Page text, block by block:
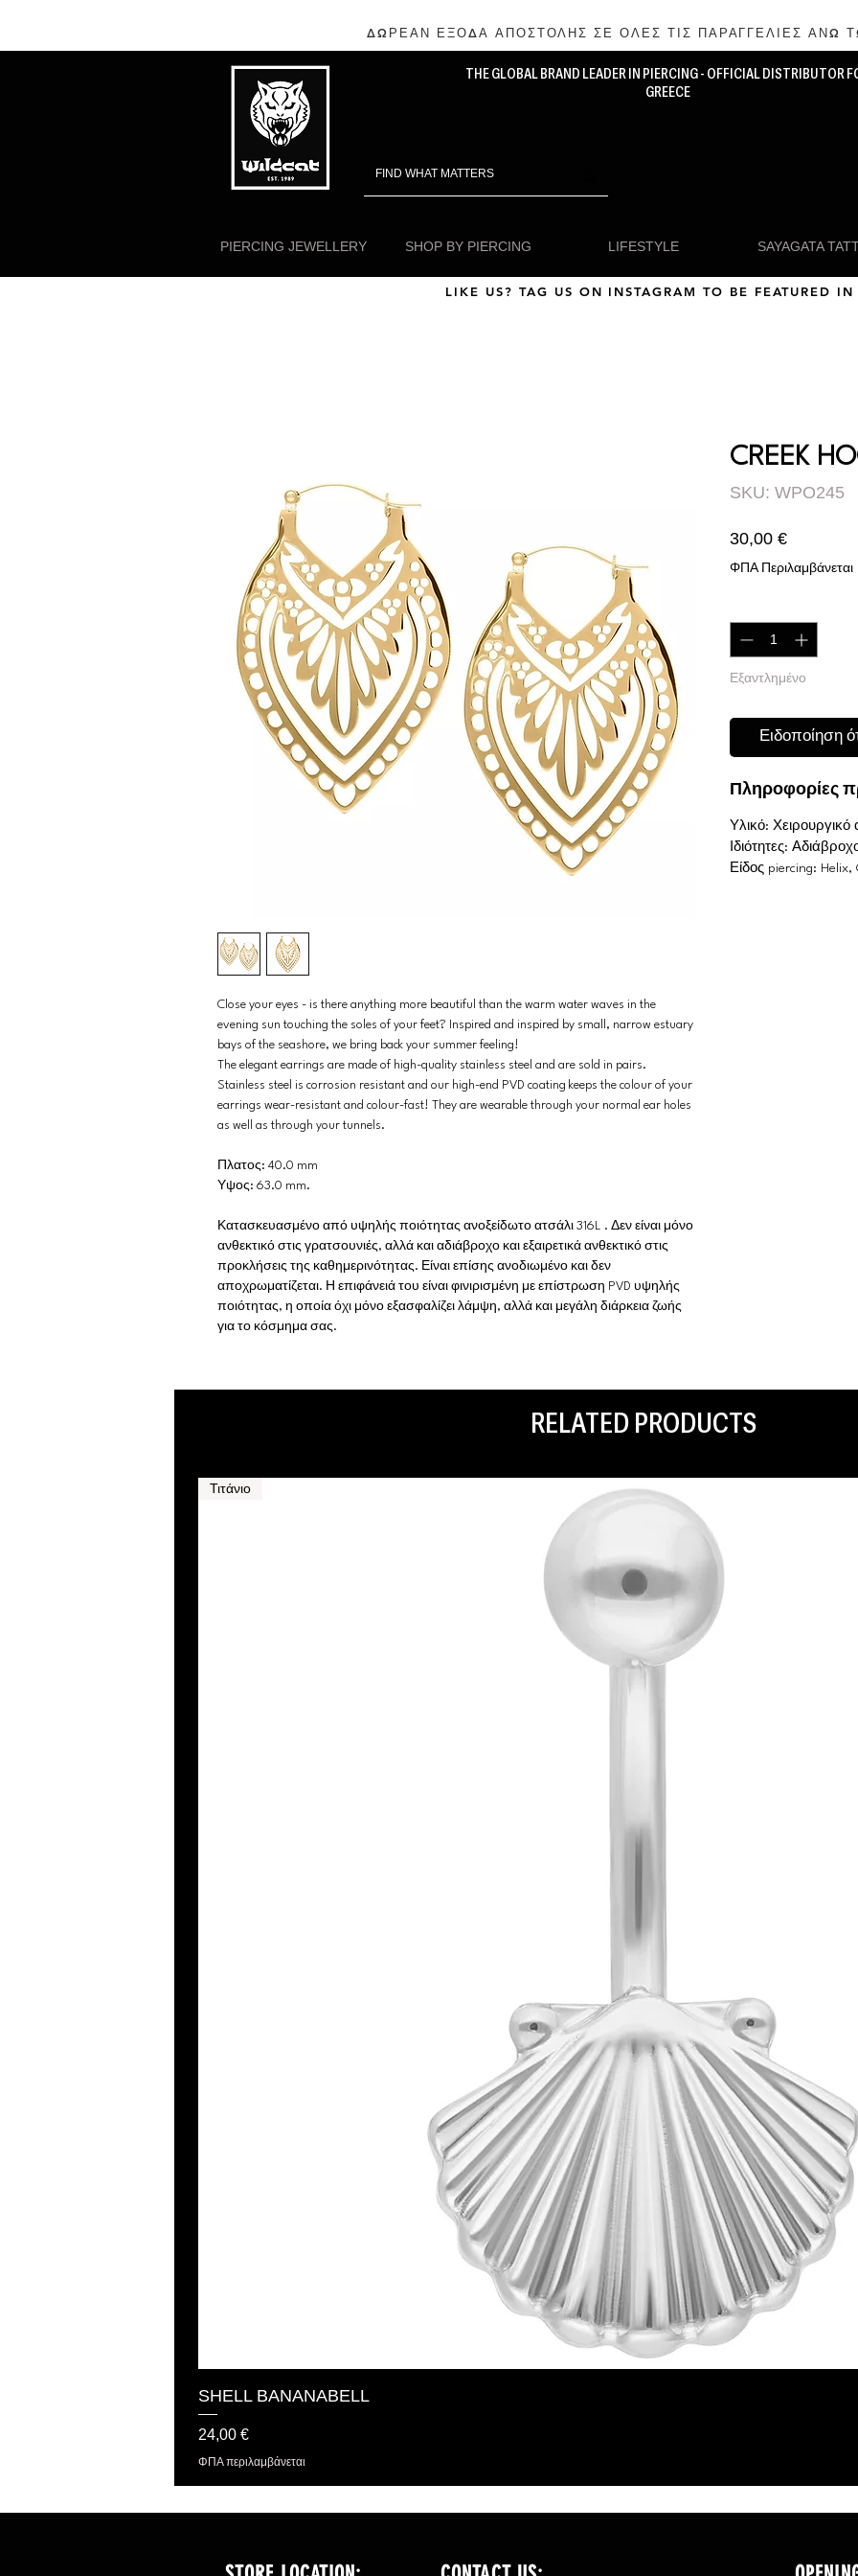
ΔΩΡΕΑΝ ΕΞΟΔΑ ΑΠΟΣΤΟΛΗΣ ΣΕ ΟΛΕΣ ΤΙΣ ΠΑΡΑΓΓΕΛΙΕΣ ΑΝΩ
THE GLOBAL BRAND LEADER IN PIERCING - OFFICIAL DISTRIBUTOR
GREECE
PIERCING JEWELLERY SHOP BY PIERCING LIFESTYLE SAYAGATA
LIKE US? TAG US ON INSTAGRAM TO BE FEATURED IN
Close your eyes - is there anything more beautiful than the warm water waves in the
evening sun touching the soles of your feet? Inspired and inspired by small, narrow estuary
bays of the seashore, we bring back your summer feeling!
The elegant earrings are made of high-quality stainless steel and are sold in pairs.
Stainless steel is corrosion resistant and our high-end PVD coating keeps the colour of your
earrings wear-resistant and colour-fast! They are wearable through your normal ear holes
as well as through your tunnels.
Πλατος: 40.0 mm
Υψος: 63.0 mm.
Κατασκευασμένο από υψηλής ποιότητας ανοξείδωτο ατσάλι 316L . Δεν είναι μόνο
ανθεκτικό στις γρατσουνιές, αλλά και αδιάβροχο και εξαιρετικά ανθεκτικό στις
προκλήσεις της καθημερινότητας. Είναι επίσης ανοδιωμένο και δεν
αποχρωματίζεται. Η επιφάνειά του είναι φινιρισμένη με επίστρωση PVD υψηλής
ποιότητας, η οποία όχι μόνο εξασφαλίζει λάμψη, αλλά και μεγάλη διάρκεια ζωής
για το κόσμημα σας.
CREEK
SKU: WPO245
30,00 €Τιμή
ΦΠΑ Περιλαμβάνεται
Εξαντλημένο
Ειδοποίηση
Πληροφορίες
Υλικό: Χειρουργικό
Ιδιότητες:
Είδος piercing: Helix,
RELATED PRODUCTS
Τιτάνιο
SHELL BANANABELL
Τιμή
24,00 €
ΦΠΑ περιλαμβάνεται